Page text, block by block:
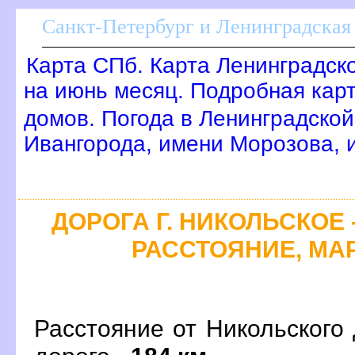
Санкт-Петербург и Ленинградская
Карта СПб. Карта
на июнь месяц. Подробная
домов. Погода в
Ивангорода, имени Морозова,
ДОРОГА Г. НИКОЛЬСКОЕ
РАССТОЯНИЕ,
Расстояние от